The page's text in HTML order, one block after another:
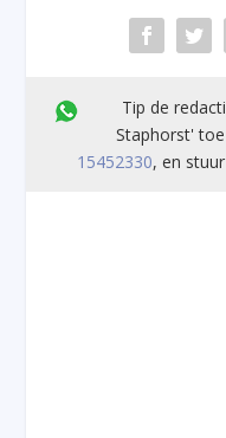
Tip de
Staphorst'
15452330, en